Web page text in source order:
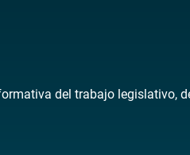
del trabajo legislativo,